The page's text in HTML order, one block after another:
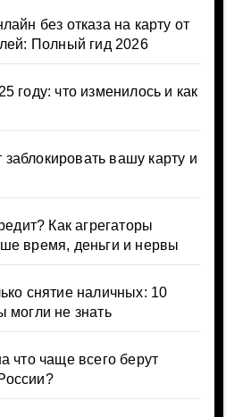
без отказа на карту от
Полный гид 2026
году: что изменилось и как
вашу карту и
Как агрегаторы
время, деньги и нервы
снятие наличных: 10
могли не знать
что чаще всего берут